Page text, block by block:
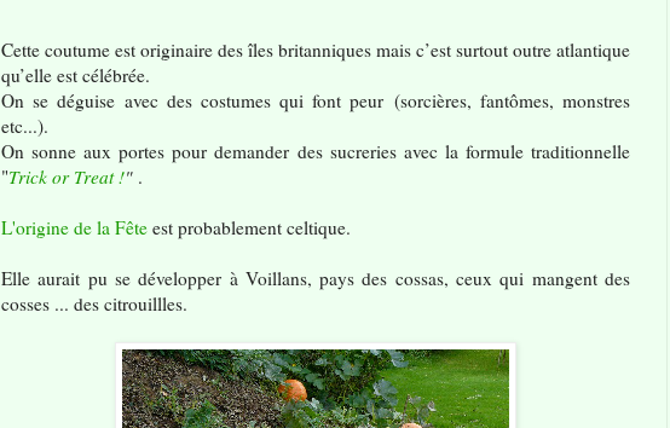
Cette coutume est originaire des îles britanniques mais c’est surtout outre atlantique
qu’elle est célébrée.
On se déguise avec des costumes qui font peur (sorcières, fantômes, monstres
etc...).
On sonne aux portes pour demander des sucreries avec la formule traditionnelle
"Trick or Treat !" .
L'origine de la Fête est probablement celtique.
Elle aurait pu se développer à Voillans, pays des cossas, ceux qui mangent des
cosses ... des citrouillles.